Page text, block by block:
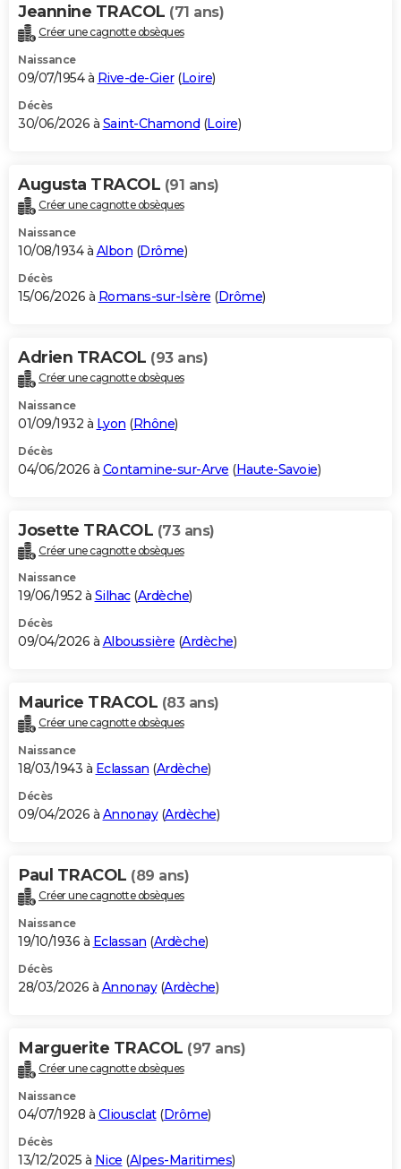
Carte de Noël
Carte Bonne année
Carte Saint-Valentin
Carte Pâques
Carte d'anniversaire
DICTIONNAIRE
Dictionnaire
Biographies
Citations
Expressions
Proverbes
PROGRAMME TV
S'inscrire
Se connecter
Lycées
Collèges
Primaires
Universités
Entreprises
Service militaire
Avis de recherche
AVIS DE DÉCÈS
Bricolage
Lifestyle
Culture
Sport
Auto
Television
Voyage
Cinema
Jeannine TRACOL (71 ans)
Créer une cagnotte obsèques
Naissance
09/07/1954 à Rive-de-Gier(Loire)
Décès
30/06/2026 à Saint-Chamond (Loire)
Augusta TRACOL (91 ans)
Créer une cagnotte obsèques
Naissance
10/08/1934 à Albon (Drôme)
Décès
15/06/2026 à Romans-sur-Isère (Drôme)
Adrien TRACOL (93 ans)
Créer une cagnotte obsèques
Naissance
01/09/1932 à Lyon (Rhône)
Décès
04/06/2026 à Contamine-sur-Arve (Haute-Savoie)
Josette TRACOL (73 ans)
Créer une cagnotte obsèques
Naissance
19/06/1952 à Silhac(Ardèche)
Décès
09/04/2026 à Alboussière (Ardèche)
Maurice TRACOL (83 ans)
Créer une cagnotte obsèques
Naissance
18/03/1943 à Eclassan (Ardèche)
Décès
09/04/2026 à Annonay(Ardèche)
Paul TRACOL (89 ans)
Créer une cagnotte obsèques
Naissance
19/10/1936 à Eclassan (Ardèche)
Décès
28/03/2026 à Annonay(Ardèche)
Marguerite TRACOL (97 ans)
Créer une cagnotte obsèques
Naissance
04/07/1928 à Cliousclat(Drôme)
Décès
13/12/2025 à Nice (Alpes-Maritimes)